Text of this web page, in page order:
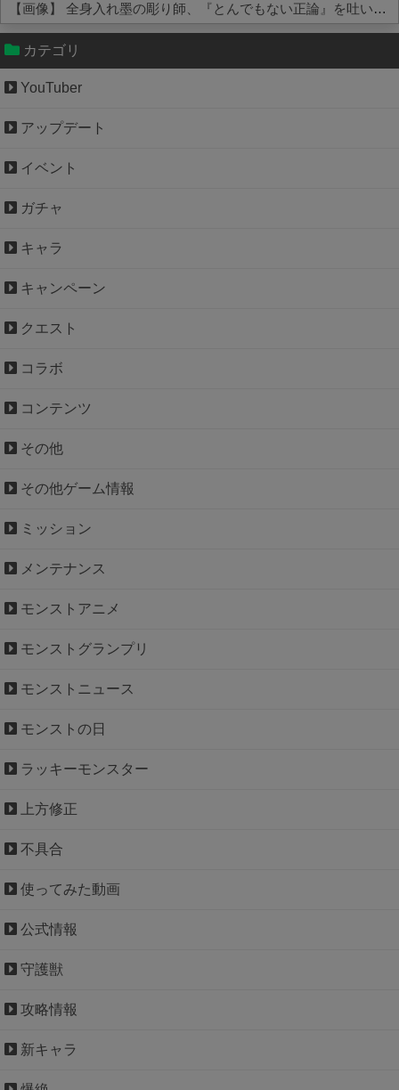
【画像】 全身入れ墨の彫り師、『とんでもない正論』を吐いて30万再生されてしまうｗｗｗｗｗｗｗ
Powered by livedoor 相互RSS
カテゴリ
YouTuber
アップデート
イベント
ガチャ
キャラ
キャンペーン
クエスト
コラボ
コンテンツ
その他
その他ゲーム情報
ミッション
メンテナンス
モンストアニメ
モンストグランプリ
モンストニュース
モンストの日
ラッキーモンスター
上方修正
不具合
使ってみた動画
公式情報
守護獣
攻略情報
新キャラ